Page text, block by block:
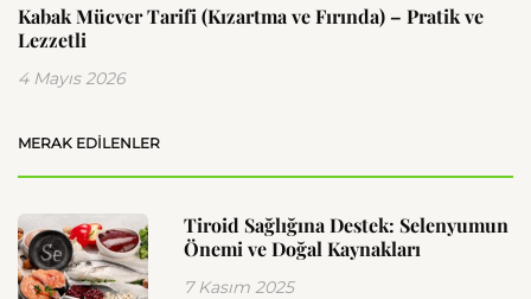
Kabak Mücver Tarifi (Kızartma ve Fırında) – Pratik ve
Lezzetli
4 Mayıs 2026
MERAK EDILENLER
Tiroid Sağlığına Destek: Selenyumun
Önemi ve Doğal Kaynakları
7 Kasım 2025